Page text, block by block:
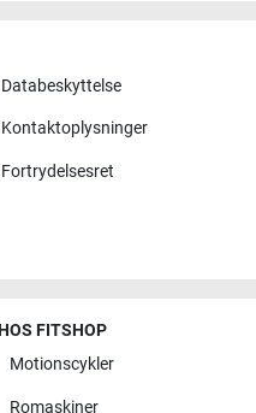
Databeskyttelse
Kontaktoplysninger
Fortrydelsesret
FITSHOP
Motionscykler
Romaskiner